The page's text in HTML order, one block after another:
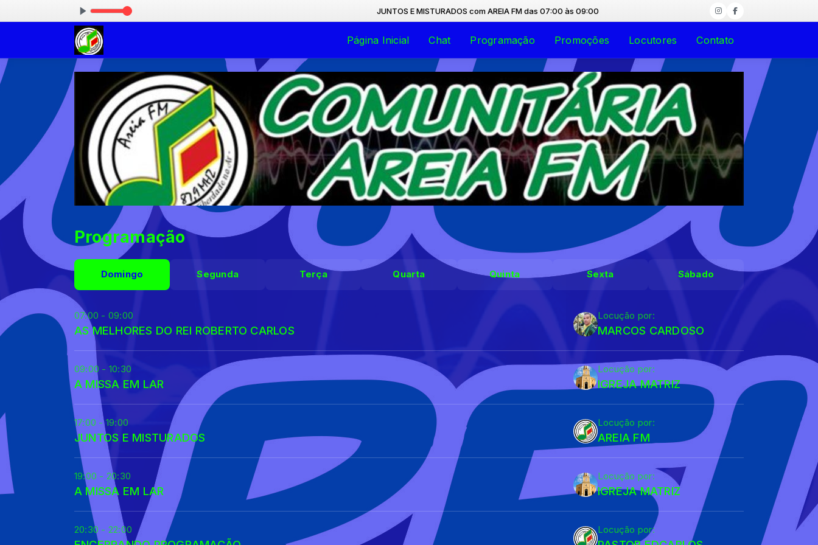
JUNTOS E MISTURADOS com AREIA FM das 07:00 às 09:00
Página Inicial Chat Programação Promoções Locutores Contato
Programação
Domingo Segunda Terça Quarta Quinta Sexta Sábado
07:00 - 09:00
AS MELHORES DO REI ROBERTO CARLOS
Locução por:
MARCOS CARDOSO
09:00 - 10:30
A MISSA EM LAR
Locução por:
IGREJA MATRIZ
17:00 - 19:00
JUNTOS E MISTURADOS
Locução por:
AREIA FM
19:00 - 20:30
A MISSA EM LAR
Locução por:
IGREJA MATRIZ
20:30 - 22:00 Locução por: